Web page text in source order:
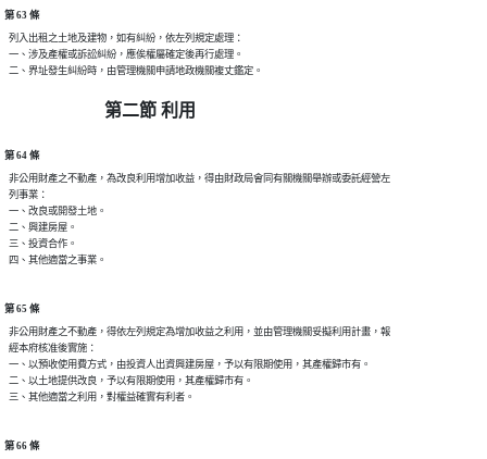
第 63 條
  列入出租之土地及建物，如有糾紛，依左列規定處理：
  一、涉及產權或訴訟糾紛，應俟權屬確定後再行處理。
第二節 利用
第 64 條
  非公用財產之不動產，為改良利用增加收益，得由財政局會同有關機關舉辦或委託經營左
  列事業：
  一、改良或開發土地。
  二、興建房屋。
  三、投資合作。
第 65 條
  非公用財產之不動產，得依左列規定為增加收益之利用，並由管理機關妥擬利用計畫，報
  經本府核准後實施：
  一、以預收使用費方式，由投資人出資興建房屋，予以有限期使用，其產權歸市有。
  二、以土地提供改良，予以有限期使用，其產權歸市有。
第 66 條